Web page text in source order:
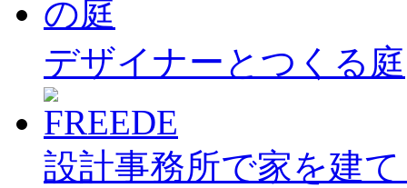
デザイナーとつくる庭
設計事務所で家を建